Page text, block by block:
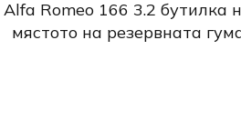
Alfa Romeo 166 3.2 бутилка
мястото на резервната